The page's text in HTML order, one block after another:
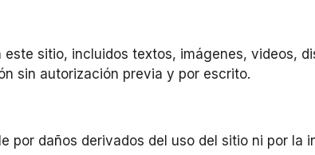
sitio, incluidos textos, imágenes, videos,
sin autorización previa y por escrito.
por daños derivados del uso del sitio ni por